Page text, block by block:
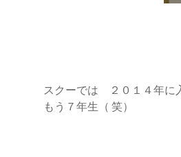
スクーでは ２０１４年に
もう７年生（ 笑）